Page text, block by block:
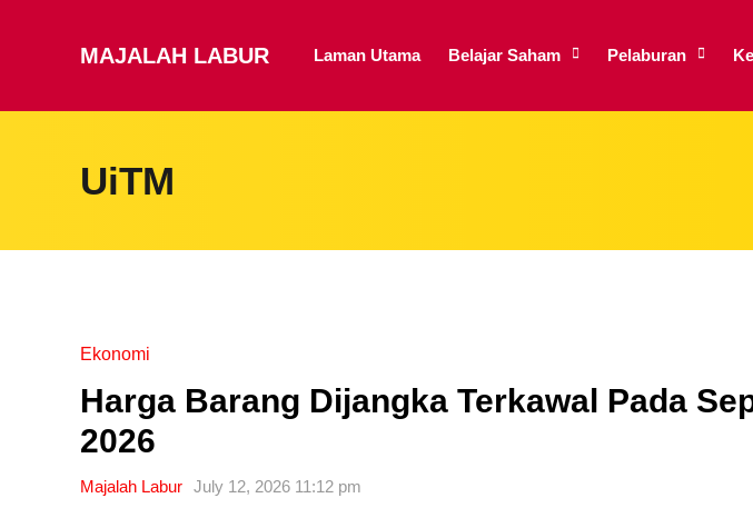
MAJALAH LABUR Laman Utama Belajar Saham Pelaburan
UiTM
Ekonomi
Harga Barang Dijangka Terkawal Pada
2026
Majalah Labur July 12, 2026 11:12 pm